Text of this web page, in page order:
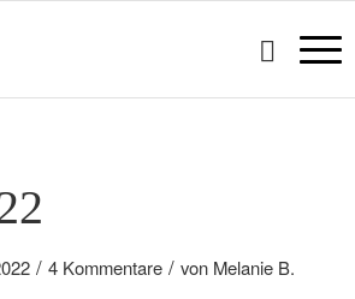
/ 4 Kommentare / von Melanie B.